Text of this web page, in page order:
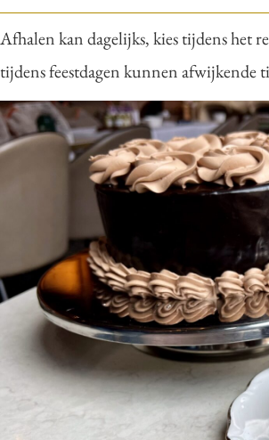
Afhalen kan dagelijks, kies tijdens het
tijdens feestdagen kunnen afwijkende